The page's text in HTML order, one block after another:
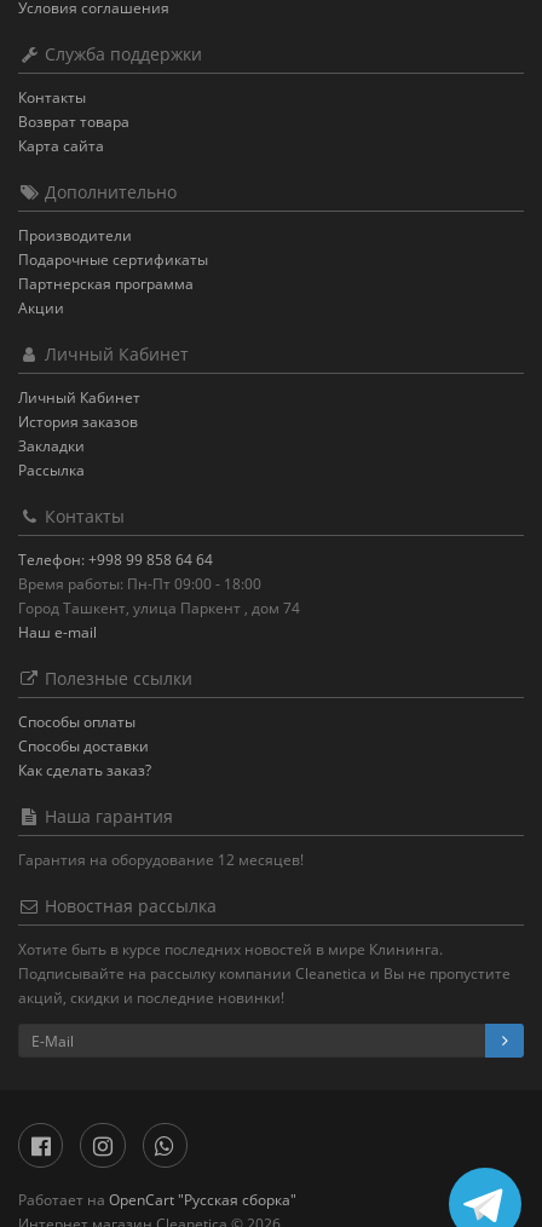
Условия соглашения
Служба поддержки
Контакты
Возврат товара
Карта сайта
Дополнительно
Производители
Подарочные сертификаты
Партнерская программа
Акции
Личный Кабинет
Личный Кабинет
История заказов
Закладки
Рассылка
Контакты
Телефон: +998 99 858 64 64
Время работы: Пн-Пт 09:00 - 18:00
Город Ташкент, улица Паркент , дом 74
Наш e-mail
Полезные ссылки
Способы оплаты
Способы доставки
Как сделать заказ?
Наша гарантия
Гарантия на оборудование 12 месяцев!
Новостная рассылка
Хотите быть в курсе последних новостей в мире Клининга.
Подписывайте на рассылку компании Cleanetica и Вы не пропустите
акций, скидки и последние новинки!
Работает на OpenCart "Русская сборка"